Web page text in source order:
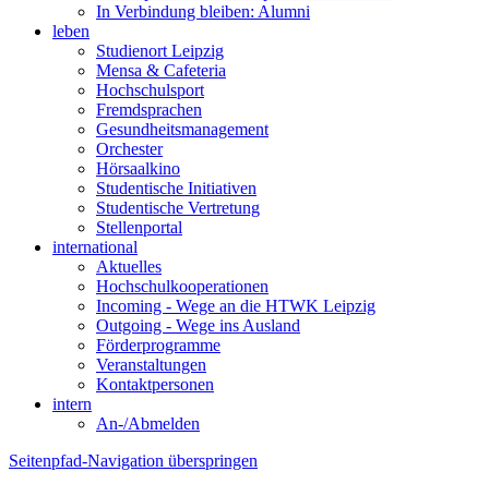
In Verbindung bleiben: Alumni
leben
Studienort Leipzig
Mensa & Cafeteria
Hochschulsport
Fremdsprachen
Gesundheitsmanagement
Orchester
Hörsaalkino
Studentische Initiativen
Studentische Vertretung
Stellenportal
international
Aktuelles
Hochschulkooperationen
Incoming - Wege an die HTWK Leipzig
Outgoing - Wege ins Ausland
Förderprogramme
Veranstaltungen
Kontaktpersonen
intern
An-/Abmelden
Seitenpfad-Navigation überspringen